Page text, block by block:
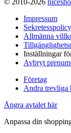
Impressum
Sekretesspolicy
Allmänna
Inställningar
Avbryt
Företag
Andra trevliga
Ångra avtalet här
Anpassa din